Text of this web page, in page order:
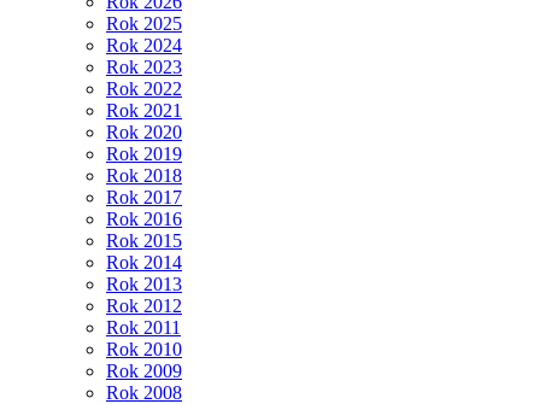
Rok 2025
Rok 2024
Rok 2023
Rok 2022
Rok 2021
Rok 2020
Rok 2019
Rok 2018
Rok 2017
Rok 2016
Rok 2015
Rok 2014
Rok 2013
Rok 2012
Rok 2011
Rok 2010
Rok 2009
Rok 2008